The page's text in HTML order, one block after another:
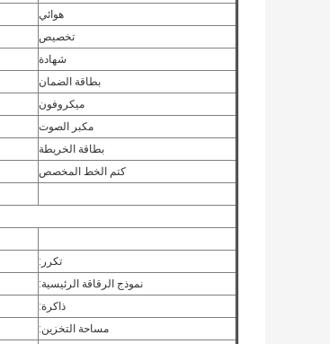
هوائي
تخصيص
شهادة
بطاقة الضمان
ميكروفون
مكبر الصوت
بطاقة الخريطة
كتم الخط المخصص
تكرر:
نموذج الرقاقة الرئيسية:
ذاكرة:
مساحة التخزين: